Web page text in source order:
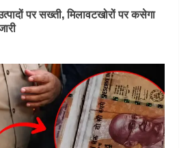
पर सख्ती, मिलावटखोरों पर कसेगा